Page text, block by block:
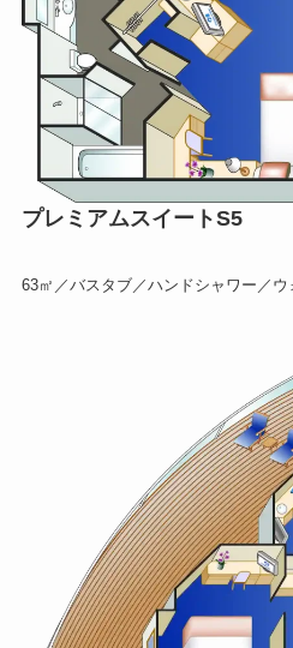
プレミアムスイートS5
63㎡／バスタブ／ハンドシャワー／ウ